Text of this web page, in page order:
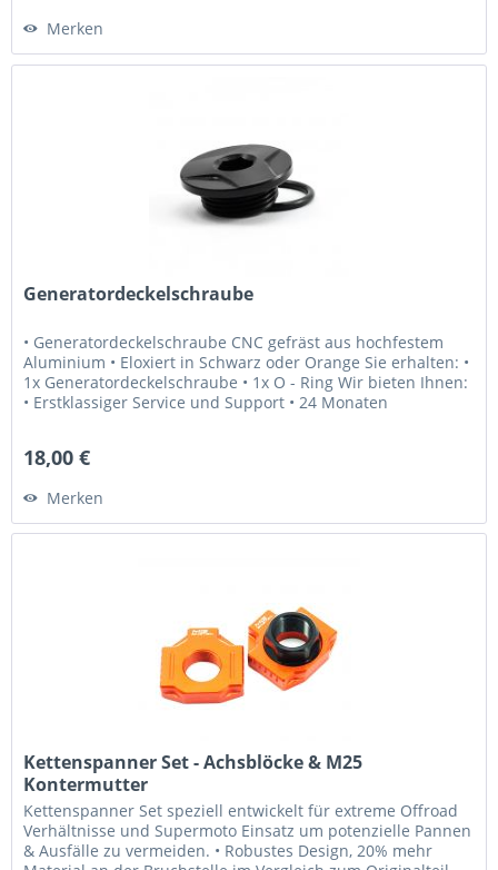
Merken
Generatordeckelschraube
• Generatordeckelschraube CNC gefräst aus hochfestem
Aluminium • Eloxiert in Schwarz oder Orange Sie erhalten: •
1x Generatordeckelschraube • 1x O - Ring Wir bieten Ihnen:
• Erstklassiger Service und Support • 24 Monaten
18,00 €
Merken
Kettenspanner Set - Achsblöcke & M25
Kontermutter
Kettenspanner Set speziell entwickelt für extreme Offroad
Verhältnisse und Supermoto Einsatz um potenzielle Pannen
& Ausfälle zu vermeiden. • Robustes Design, 20% mehr